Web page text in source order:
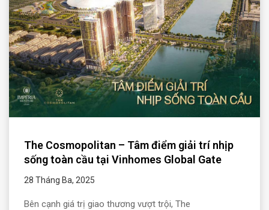
The Cosmopolitan – Tâm điểm giải trí nhịp
sống toàn cầu tại Vinhomes Global Gate
28 Tháng Ba, 2025
Bên cạnh giá trị giao thương vượt trội, The